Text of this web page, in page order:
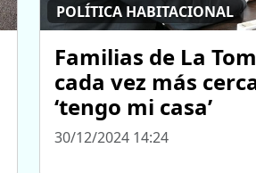
POLÍTICA HABITACIONAL
Familias de La
cada vez más
‘tengo mi casa’
30/12/2024 14:24